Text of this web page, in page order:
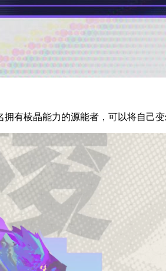
有棱晶能力的源能者，可以将自己变